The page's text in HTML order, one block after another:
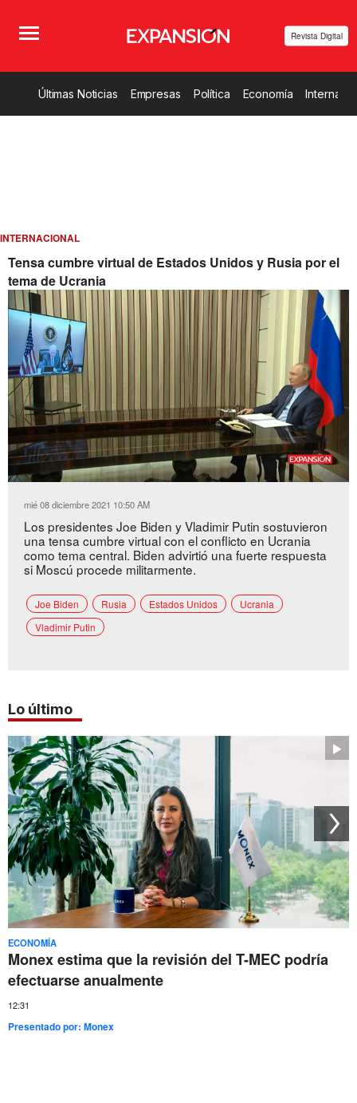
Revista Digital
Últimas Noticias Empresas Política Economía
INTERNACIONAL
Tensa cumbre virtual de Estados Unidos y Rusia por el
tema de Ucrania
Unmute Loaded:
33.74%
mié 08 diciembre 2021 10:50 AM
Los presidentes Joe Biden y Vladimir Putin sostuvieron
una tensa cumbre virtual con el conflicto en Ucrania
como tema central. Biden advirtió una fuerte respuesta
si Moscú procede militarmente.
Joe Biden Rusia Estados Unidos
Ucrania
Vladimir Putin
Lo último
ECONOMÍA
Monex estima que la revisión del T-MEC podría
efectuarse anualmente
12:31
Presentado por:Monex